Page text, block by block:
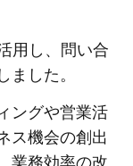
用し、問い合
した。
ングや営業活
ス機会の創出